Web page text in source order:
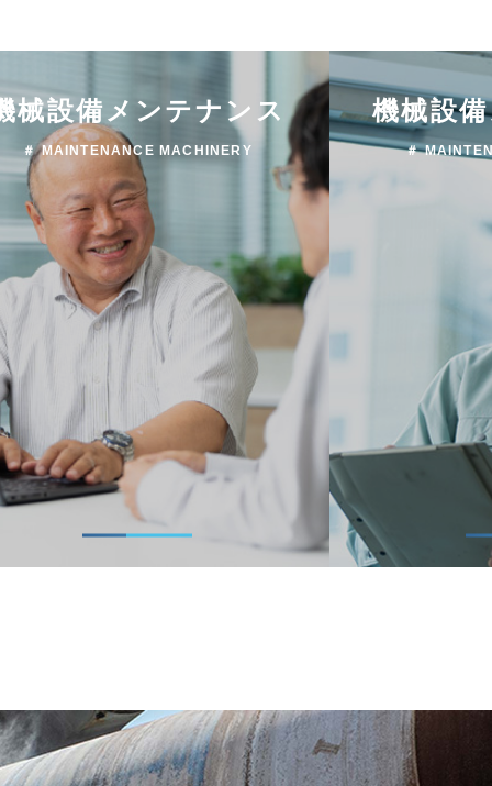
械設備メンテナンス
＃ MAINTENANCE MACHINERY
機械設
＃